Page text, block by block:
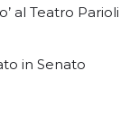
al Teatro Parioli
in Senato